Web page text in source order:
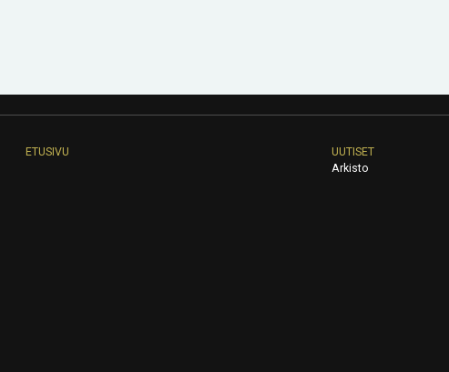
ETUSIVU
UUTISET
Arkisto